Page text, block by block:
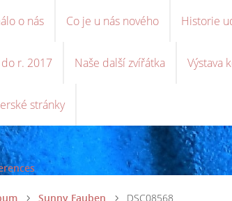
o nás Co je u nás nového Historie
r. 2017 Naše další zvířátka Výstava
stránky
Sunny Fauben DSC08568